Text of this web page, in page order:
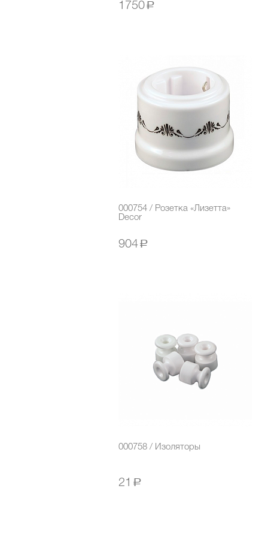
1750 a
000754 / Розетка «Лизетта»
Decor
904 a
000758 / Изоляторы
21 a